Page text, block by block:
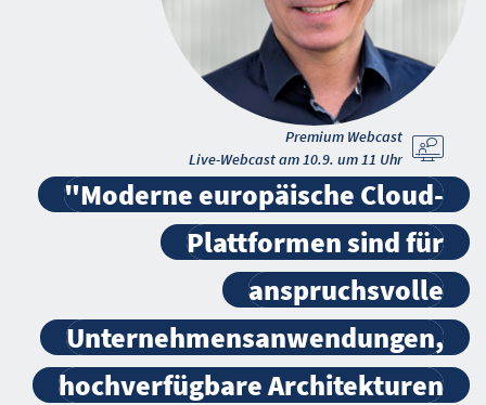
Premium Webcast
Live-Webcast am 10.9. um 11 Uhr
"Moderne europäische Cloud-
Plattformen sind für
anspruchsvolle
Unternehmensanwendungen,
hochverfügbare Architekturen